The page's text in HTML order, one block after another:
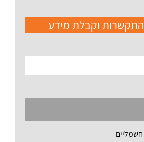
וקבלת מידע
חשמליים